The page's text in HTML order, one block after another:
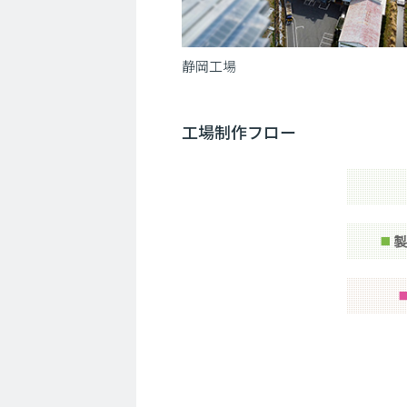
静岡工場
工場制作フロー